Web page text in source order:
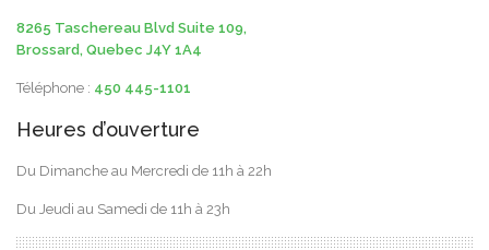
8265 Taschereau Blvd Suite 109,
Brossard, Quebec J4Y 1A4
Téléphone : 450 445-1101
Heures d’ouverture
Du Dimanche au Mercredi de 11h à 22h
Du Jeudi au Samedi de 11h à 23h